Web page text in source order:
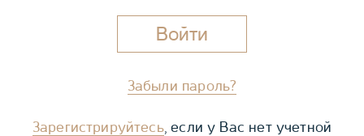
Забыли пароль?
Зарегистрируйтесь, если у Вас нет учетной